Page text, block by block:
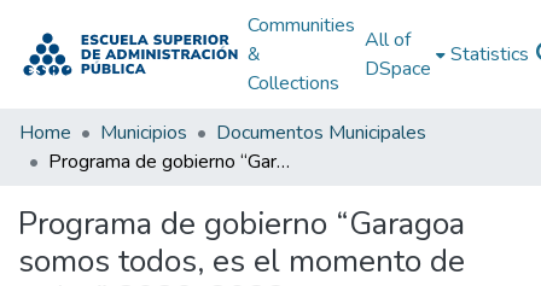
Communities
&
Collections
All of
DSpace
Statistics
Home Municipios
Documentos Municipales
Programa de gobierno “Garagoa somos todos, es el momento de todos” 2020-2023
Programa de gobierno “Garagoa
somos todos, es el momento de